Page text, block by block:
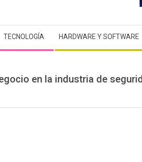
TECNOLOGÍA HARDWARE Y SOFTWARE
en la industria de